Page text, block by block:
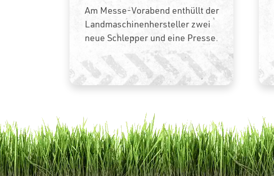
Am Messe-Vorabend enthüllt der
Landmaschinenhersteller zwei
neue Schlepper und eine Presse.